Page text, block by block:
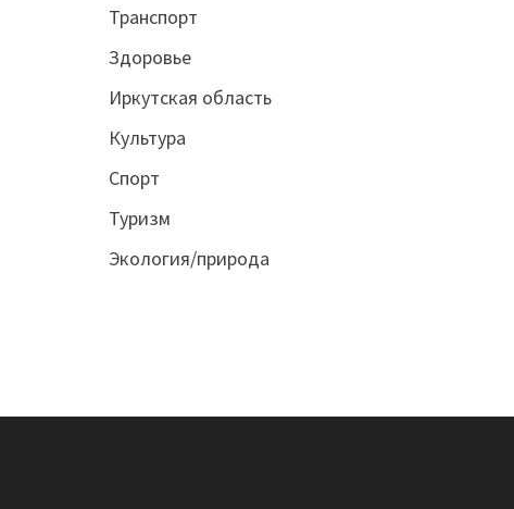
Транспорт
Здоровье
Иркутская область
Культура
Спорт
Туризм
Экология/природа